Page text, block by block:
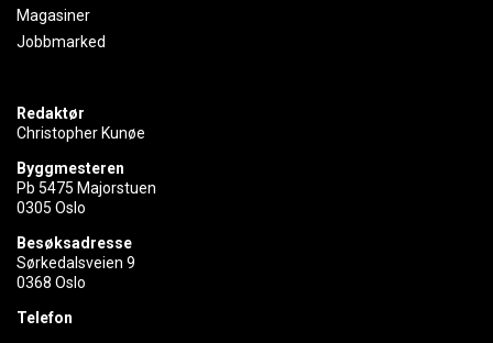
Magasiner
Jobbmarked
Redaktør
Christopher Kunøe
Byggmesteren
Pb 5475 Majorstuen
0305 Oslo
Besøksadresse
Sørkedalsveien 9
0368 Oslo
Telefon